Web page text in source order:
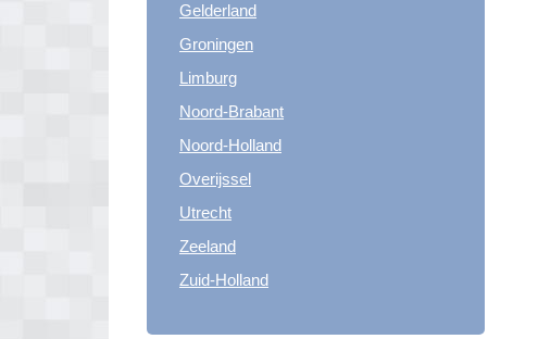
Gelderland
Groningen
Limburg
Noord-Brabant
Noord-Holland
Overijssel
Utrecht
Zeeland
Zuid-Holland